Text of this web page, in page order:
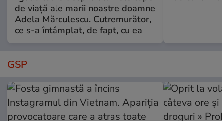
de viață ale marii noastre doamne
Adela Mărculescu. Cutremurător,
ce s-a întâmplat, de fapt, cu ea
GSP